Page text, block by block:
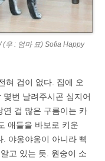
(우 : 엄마 묘) Sofia Happy
혀 겁이 없다. 집에 오
번 날려주시곤 심지어
연 겁 많은 구름이는 카
애들을 바보로 키운
. 야옹야옹이 아니라 삑
고 있는 듯. 원숭이 소